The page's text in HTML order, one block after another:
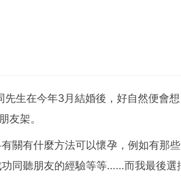
生在今年3月結婚後，好自然便會想
友架。
關有什麼方法可以懷孕，例如有那些
同聽朋友的經驗等等……而我最後選